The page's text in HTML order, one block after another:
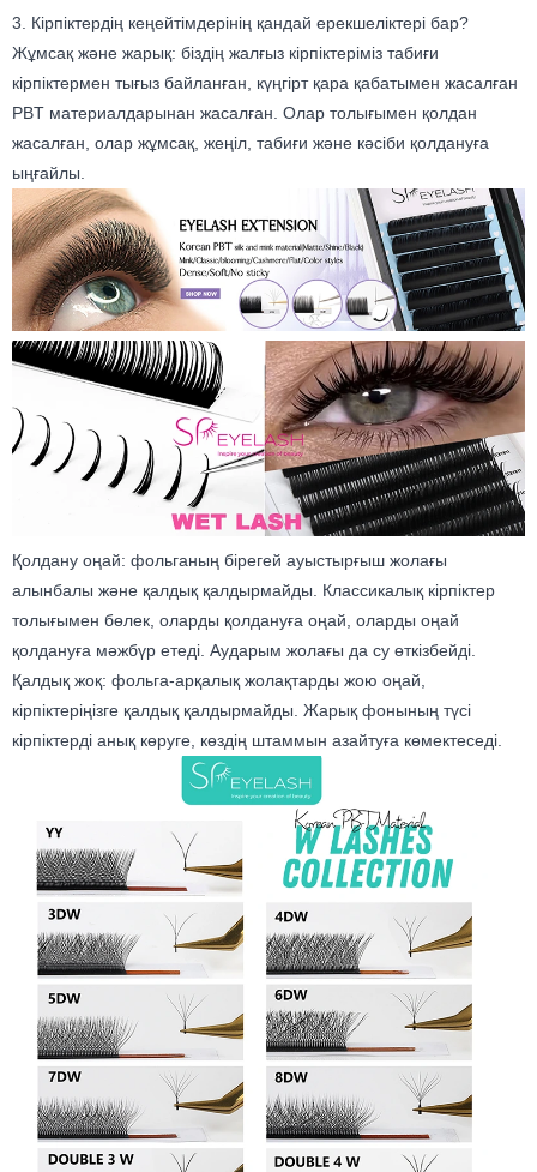
3. Кірпіктердің кеңейтімдерінің қандай ерекшеліктері бар?
Жұмсақ және жарық: біздің жалғыз кірпіктеріміз табиғи
кірпіктермен тығыз байланған, күңгірт қара қабатымен жасалған
PBT материалдарынан жасалған. Олар толығымен қолдан
жасалған, олар жұмсақ, жеңіл, табиғи және кәсіби қолдануға
ыңғайлы.
Қолдану оңай: фольганың бірегей ауыстырғыш жолағы
алынбалы және қалдық қалдырмайды. Классикалық кірпіктер
толығымен бөлек, оларды қолдануға оңай, оларды оңай
қолдануға мәжбүр етеді. Аударым жолағы да су өткізбейді.
Қалдық жоқ: фольга-арқалық жолақтарды жою оңай,
кірпіктеріңізге қалдық қалдырмайды. Жарық фонының түсі
кірпіктерді анық көруге, көздің штаммын азайтуға көмектеседі.